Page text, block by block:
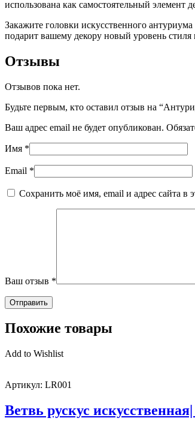
использована как самостоятельный элемент
Закажите головки искусственного
подарит вашему декору новый уровень стиля
Отзывы
Отзывов пока нет.
Будьте первым, кто оставил отзыв на
Ваш адрес email не будет опубликован.
Имя *
Email *
Сохранить моё имя, email и адрес сайта в
Ваш отзыв *
Похожие товары
Add to Wishlist
Артикул: LR001
Ветвь рускус